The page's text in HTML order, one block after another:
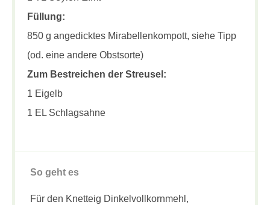
Füllung:
850 g angedicktes Mirabellenkompott, siehe Tipp
(od. eine andere Obstsorte)
Zum Bestreichen der Streusel:
1 Eigelb
1 EL Schlagsahne
So geht es
Für den Knetteig Dinkelvollkornmehl,